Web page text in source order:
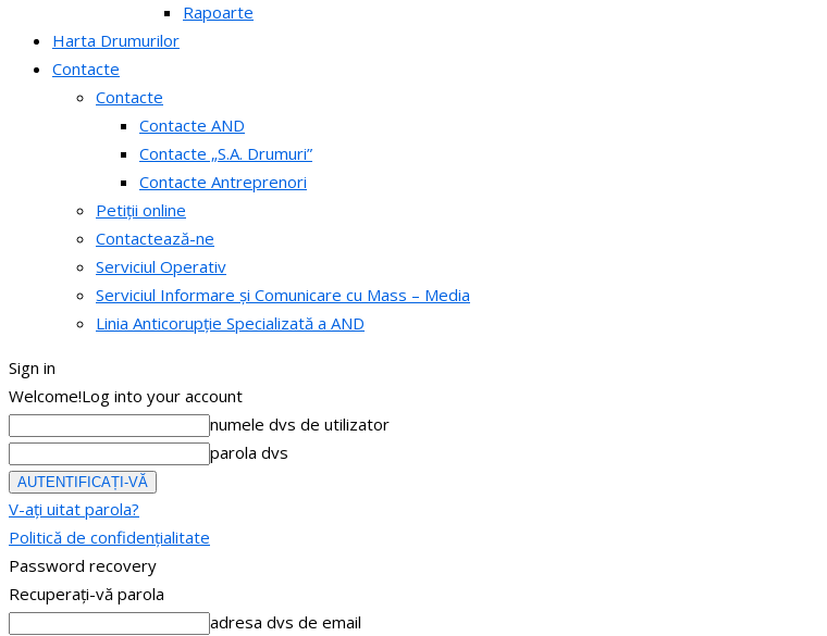
Rapoarte
Harta Drumurilor
Contacte
Contacte
Contacte AND
Contacte „S.A. Drumuri”
Contacte Antreprenori
Petiții online
Contactează-ne
Serviciul Operativ
Serviciul Informare și Comunicare cu Mass – Media
Linia Anticorupție Specializată a AND
Sign in
Welcome!Log into your account
numele dvs de utilizator
parola dvs
V-ați uitat parola?
Politică de confidențialitate
Password recovery
Recuperați-vă parola
adresa dvs de email